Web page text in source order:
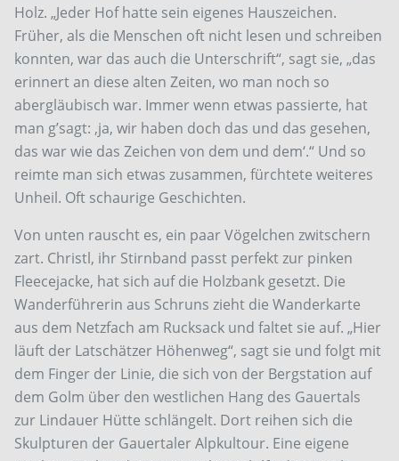
Holz. „Jeder Hof hatte sein eigenes Hauszeichen.
Früher, als die Menschen oft nicht lesen und schreiben
konnten, war das auch die Unterschrift“, sagt sie, „das
erinnert an diese alten Zeiten, wo man noch so
abergläubisch war. Immer wenn etwas passierte, hat
man g’sagt: ‚ja, wir haben doch das und das gesehen,
das war wie das Zeichen von dem und dem‘.“ Und so
reimte man sich etwas zusammen, fürchtete weiteres
Unheil. Oft schaurige Geschichten.
Von unten rauscht es, ein paar Vögelchen zwitschern
zart. Christl, ihr Stirnband passt perfekt zur pinken
Fleecejacke, hat sich auf die Holzbank gesetzt. Die
Wanderführerin aus Schruns zieht die Wanderkarte
aus dem Netzfach am Rucksack und faltet sie auf. „Hier
läuft der Latschätzer Höhenweg“, sagt sie und folgt mit
dem Finger der Linie, die sich von der Bergstation auf
dem Golm über den westlichen Hang des Gauertals
zur Lindauer Hütte schlängelt. Dort reihen sich die
Skulpturen der Gauertaler Alpkultour. Eine eigene